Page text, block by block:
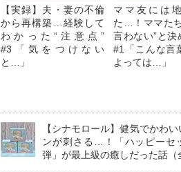
【実録】夫・妻の不倫
から再構築…経験して
わかった“注意点”
#3「気をつけない
と…」
ママ友には
た…！ママた
言わない”と決
#1「こんな言
よっては…」
【シナモロール】健気でかわ
ンが刺さる…！「ハッピーセ
弾」が最上級の癒しだった話（